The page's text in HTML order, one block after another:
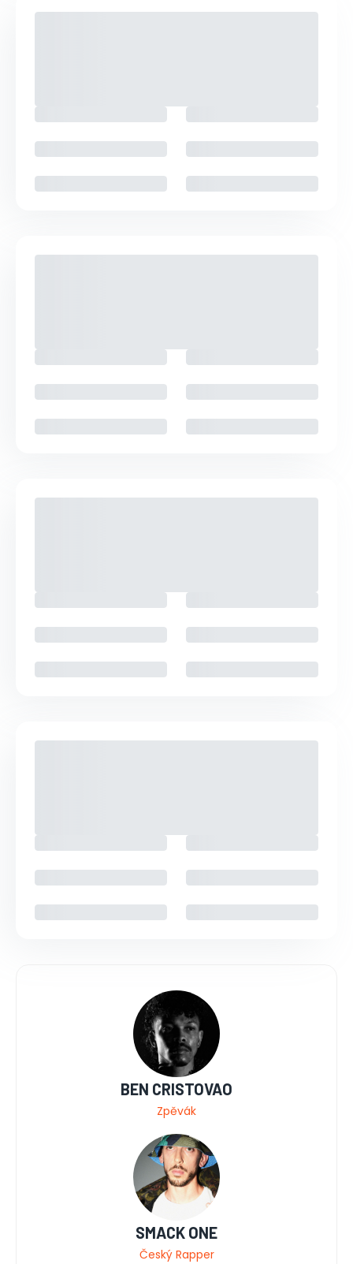
BEN CRISTOVAO
Zpěvák
SMACK ONE
Český Rapper